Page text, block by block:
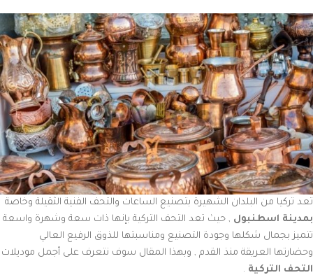
تعد تركيا من البلدان الشهيرة بتصنيع الساعات والتحف الفنية الثقيلة وخاصة
بمدينة اسطنبول , حيث تعد التحف التركية بإنها ذات سعة وشهرة واسعة
تتميز بجمال شكلها وجودة التصنيع ومناسبتها للذوق الرفيع العالي
وحضارتها العريقة منذ القدم , وبهذا المقال سوف نتعرف على أجمل موديلات
التحف التركية .